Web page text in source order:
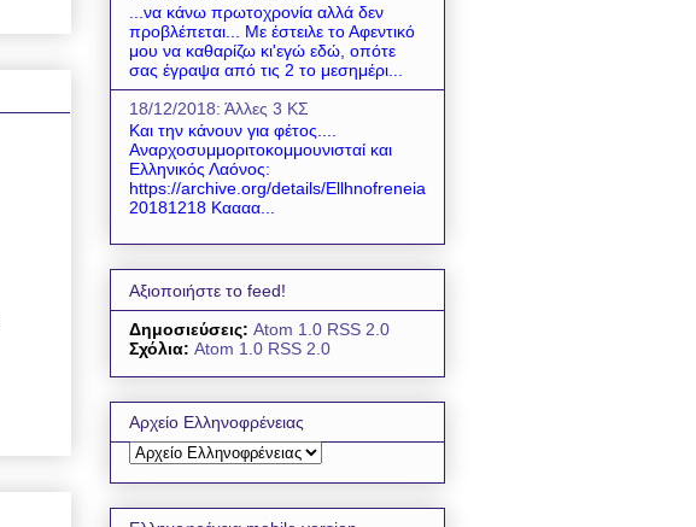
...να κάνω πρωτοχρονία αλλά δεν
προβλέπεται... Με έστειλε το Αφεντικό
μου να καθαρίζω κι'εγώ εδώ, οπότε
σας έγραψα από τις 2 το μεσημέρι...
18/12/2018: Άλλες 3 ΚΣ
Και την κάνουν για φέτος....
Αναρχοσυμμοριτοκομμουνισταί και
Ελληνικός Λαόνος:
https://archive.org/details/Ellhnofreneia
20181218 Καααα...
Αξιοποιήστε το feed!
Δημοσιεύσεις: Atom 1.0 RSS 2.0
Σχόλια: Atom 1.0 RSS 2.0
Αρχείο Ελληνοφρένειας